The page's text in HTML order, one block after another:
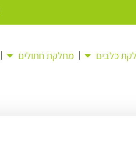
כלבים מחלקת חתולים